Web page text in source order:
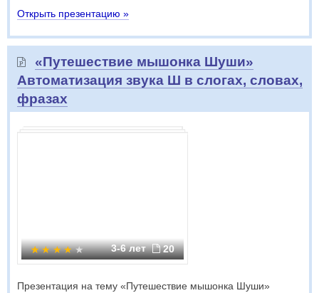
Открыть презентацию »
«Путешествие мышонка Шуши»
Автоматизация звука Ш в слогах, словах,
фразах
3-6 лет 20
Презентация на тему «Путешествие мышонка Шуши»